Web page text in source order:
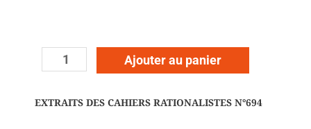
Ajouter au panier
EXTRAITS DES CAHIERS RATIONALISTES N°694